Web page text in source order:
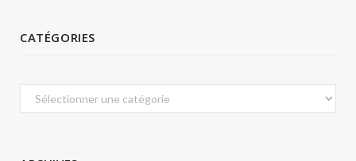
CATÉGORIES
Catégories